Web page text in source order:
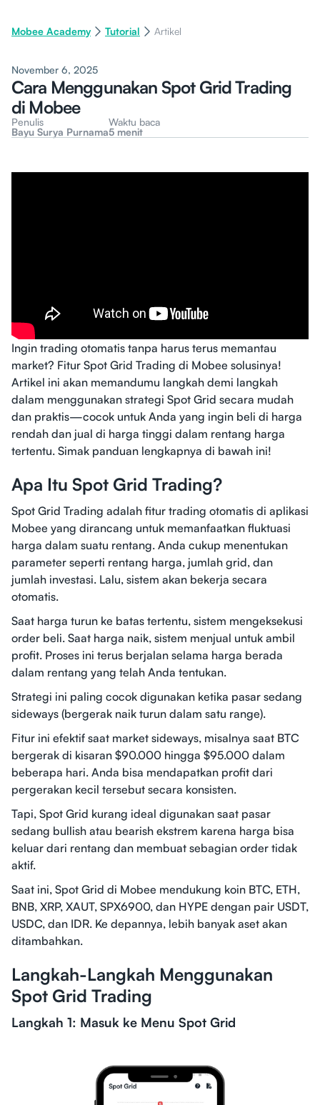
Mobee Academy Tutorial Artikel
November 6, 2025
Cara Menggunakan Spot Grid Trading
di Mobee
Penulis
Bayu Surya Purnama
Waktu baca
5 menit
Ingin trading otomatis tanpa harus terus memantau
market? Fitur Spot Grid Trading di Mobee solusinya!
Artikel ini akan memandumu langkah demi langkah
dalam menggunakan strategi Spot Grid secara mudah
dan praktis—cocok untuk Anda yang ingin beli di harga
rendah dan jual di harga tinggi dalam rentang harga
tertentu. Simak panduan lengkapnya di bawah ini!
Apa Itu Spot Grid Trading?
Spot Grid Trading adalah fitur trading otomatis di aplikasi
Mobee yang dirancang untuk memanfaatkan fluktuasi
harga dalam suatu rentang. Anda cukup menentukan
parameter seperti rentang harga, jumlah grid, dan
jumlah investasi. Lalu, sistem akan bekerja secara
otomatis.
Saat harga turun ke batas tertentu, sistem mengeksekusi
order beli. Saat harga naik, sistem menjual untuk ambil
profit. Proses ini terus berjalan selama harga berada
dalam rentang yang telah Anda tentukan.
Strategi ini paling cocok digunakan ketika pasar sedang
sideways (bergerak naik turun dalam satu range).
Fitur ini efektif saat market sideways, misalnya saat BTC
bergerak di kisaran $90.000 hingga $95.000 dalam
beberapa hari. Anda bisa mendapatkan profit dari
pergerakan kecil tersebut secara konsisten.
Tapi, Spot Grid kurang ideal digunakan saat pasar
sedang bullish atau bearish ekstrem karena harga bisa
keluar dari rentang dan membuat sebagian order tidak
aktif.
Saat ini, Spot Grid di Mobee mendukung koin BTC, ETH,
BNB, XRP, XAUT, SPX6900, dan HYPE dengan pair USDT,
USDC, dan IDR. Ke depannya, lebih banyak aset akan
ditambahkan.
Langkah-Langkah Menggunakan
Spot Grid Trading
Langkah 1: Masuk ke Menu Spot Grid